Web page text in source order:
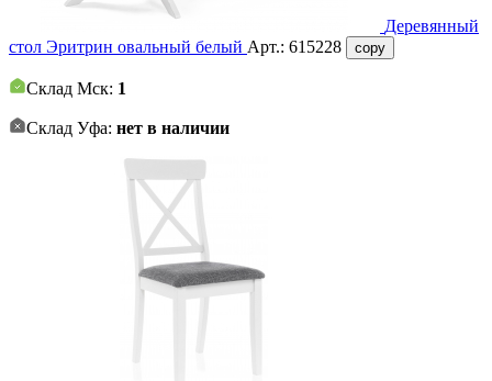
Деревянный
стол Эритрин овальный белый Арт.: 615228 copy
Склад Мск: 1
Склад Уфа: нет в наличии